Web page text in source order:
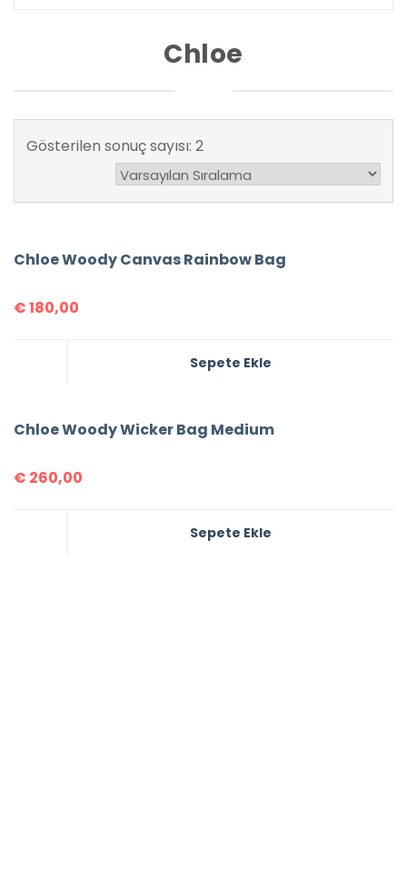
Chloe
Gösterilen sonuç sayısı: 2
Chloe Woody Canvas Rainbow Bag
€180,00
Sepete Ekle
Chloe Woody Wicker Bag Medium
€ 260,00
Sepete Ekle